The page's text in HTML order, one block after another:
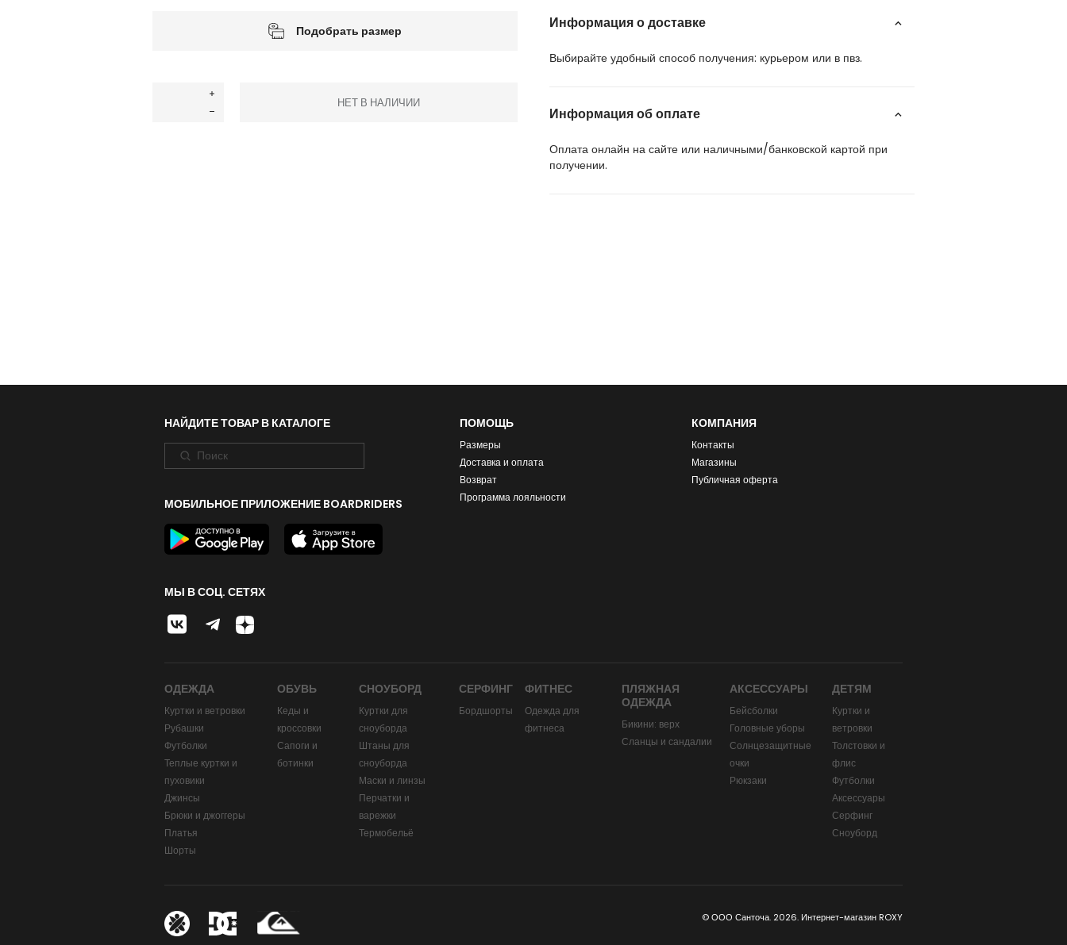
Подобрать размер
НЕТ В НАЛИЧИИ
Информация о доставке
Выбирайте удобный способ получения: курьером или в пвз.
Информация об оплате
Оплата онлайн на сайте или наличными/банковской картой при
получении.
НАЙДИТЕ ТОВАР В КАТАЛОГЕ
МОБИЛЬНОЕ ПРИЛОЖЕНИЕ BOARDRIDERS
МЫ В СОЦ. СЕТЯХ
ПОМОЩЬ
Размеры
Доставка и оплата
Возврат
Программа лояльности
КОМПАНИЯ
Контакты
Магазины
Публичная оферта
ОДЕЖДА
Куртки и ветровки
Рубашки
Футболки
Теплые куртки и
пуховики
Джинсы
Брюки и джоггеры
Платья
Шорты
ОБУВЬ
Кеды и
кроссовки
Сапоги и
ботинки
СНОУБОРД
Куртки для
сноуборда
Штаны для
сноуборда
Маски и линзы
Перчатки и
варежки
Термобельё
СЕРФИНГ
Бордшорты
ФИТНЕС
Одежда для
фитнеса
ПЛЯЖНАЯ
ОДЕЖДА
Бикини: верх
Сланцы и сандалии
АКСЕССУАРЫ
Бейсболки
Головные уборы
Солнцезащитные
очки
Рюкзаки
ДЕТЯМ
Куртки и
ветровки
Толстовки и
флис
Футболки
Аксессуары
Серфинг
Сноуборд
© ООО Санточа. 2026. Интернет-магазин ROXY